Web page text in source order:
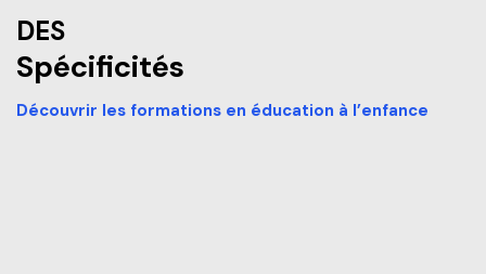
DES
Spécificités
Découvrir les formations en éducation à l’enfance